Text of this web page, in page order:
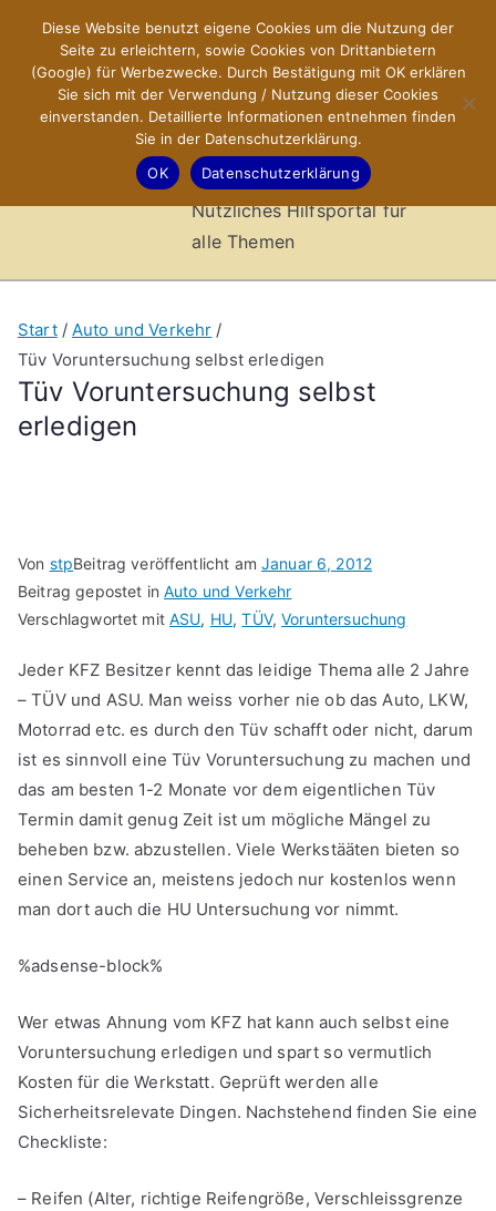
springen
X-Sites.de
–
Hilfsportal
Nützliches Hilfsportal für
alle Themen
Tüv Voruntersuchung selbst
erledigen
Start
Auto und Verkehr
Tüv Voruntersuchung selbst erledigen
Von stpBeitrag veröffentlicht am Januar 6, 2012
Beitrag gepostet inAuto und Verkehr
Verschlagwortet mitASU, HU,TÜV,Voruntersuchung
Jeder KFZ Besitzer kennt das leidige Thema alle 2 Jahre
– TÜV und ASU. Man weiss vorher nie ob das Auto, LKW,
Motorrad etc. es durch den Tüv schafft oder nicht, darum
ist es sinnvoll eine Tüv Voruntersuchung zu machen und
das am besten 1-2 Monate vor dem eigentlichen Tüv
Termin damit genug Zeit ist um mögliche Mängel zu
beheben bzw. abzustellen. Viele Werkstääten bieten so
einen Service an, meistens jedoch nur kostenlos wenn
man dort auch die HU Untersuchung vor nimmt.
%adsense-block%
Wer etwas Ahnung vom KFZ hat kann auch selbst eine
Voruntersuchung erledigen und spart so vermutlich
Kosten für die Werkstatt. Geprüft werden alle
Sicherheitsrelevate Dingen. Nachstehend finden Sie eine
Checkliste:
– Reifen (Alter, richtige Reifengröße, Verschleissgrenze
Diese Website benutzt eigene Cookies um die Nutzung der
Seite zu erleichtern, sowie Cookies von Drittanbietern
(Google) für Werbezwecke. Durch Bestätigung mit OK erklären
Sie sich mit der Verwendung / Nutzung dieser Cookies
einverstanden. Detaillierte Informationen entnehmen finden
Sie in der Datenschutzerklärung.
OK
Datenschutzerklärung